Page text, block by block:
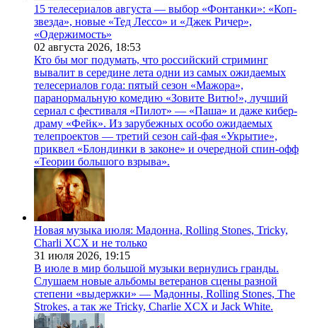
15 телесериалов августа — выбор «Фонтанки»: «Коп-
звезда», новые «Тед Лессо» и «Джек Ричер»,
«Одержимость»
02 августа 2026, 18:53
Кто бы мог подумать, что российский стриминг
вывалит в середине лета одни из самых ожидаемых
телесериалов года: пятый сезон «Мажора»,
паранормальную комедию «Зовите Витю!», лучший
сериал с фестиваля «Пилот» — «Паша» и даже кибер-
драму «Фейк». Из зарубежных особо ожидаемых
телепроектов — третий сезон сай-фая «Укрытие»,
приквел «Блондинки в законе» и очередной спин-офф
«Теории большого взрыва».
Новая музыка июля: Мадонна, Rolling Stones, Tricky,
Charli XCX и не только
31 июля 2026, 19:15
В июле в мир большой музыки вернулись гранды.
Слушаем новые альбомы ветеранов сцены разной
степени «выдержки» — Мадонны, Rolling Stones, The
Strokes, а так же Tricky, Charlie XCX и Jack White.